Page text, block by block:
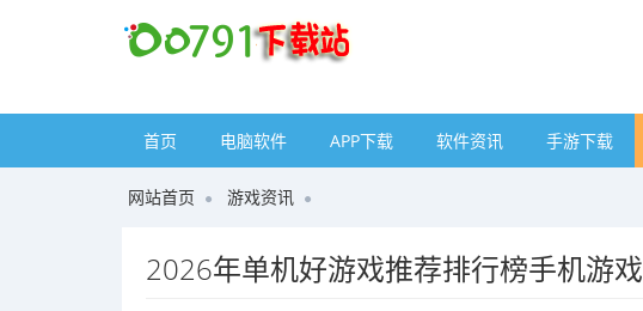
首页 电脑软件 APP下载 软件资讯 手游下载
网站首页 游戏资讯
2026年单机好游戏推荐排行榜手机游戏